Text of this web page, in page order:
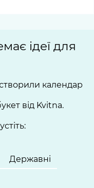
ідеї для
календар
від Kvitna.
Державні